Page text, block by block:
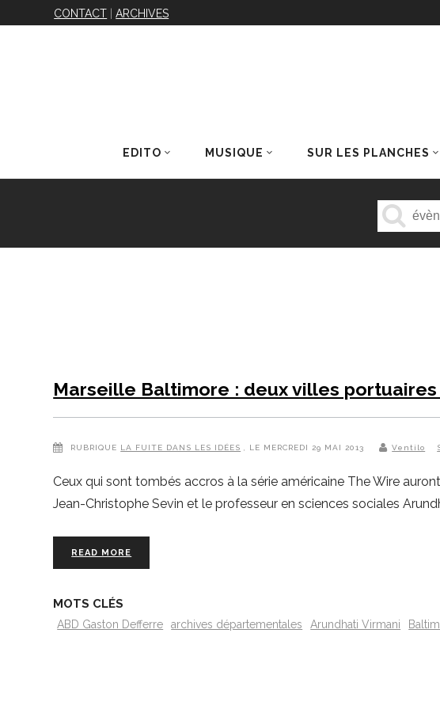
CONTACT |ARCHIVES
EDITO MUSIQUE SUR LES PLANCHES
Marseille Baltimore : deux villes
RUBRIQUE LA FUITE DANS LES IDÉES , LE MERCREDI 29 MAI 2013 Ventilo
Ceux qui sont tombés accros à la série américaine The Wire
Jean-Christophe Sevin et le professeur en sciences sociales
READ MORE
MOTS CLÉS
ABD Gaston Defferre archives départementales Arundhati Virmani